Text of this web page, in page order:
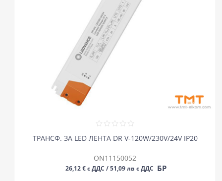
ТРАНСФ. ЗА LED ЛЕНТА DR V-120W/230V/24V IP20
ON11150052
26,12 € с ДДС / 51,09 лв с ДДС БР